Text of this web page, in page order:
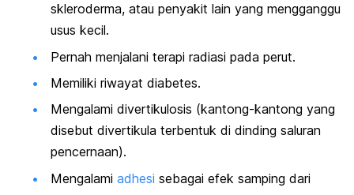
skleroderma, atau penyakit lain yang mengganggu
usus kecil.
Pernah menjalani terapi radiasi pada perut.
Memiliki riwayat diabetes.
Mengalami divertikulosis (kantong-kantong yang
disebut divertikula terbentuk di dinding saluran
pencernaan).
Mengalami adhesi sebagai efek samping dari